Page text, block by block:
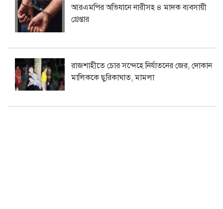
আরএমপির অভিযানে নারীসহ ৪ মাদক ব্যবসায়ী
গ্রেপ্তার
রাজশাহীতে চোর সন্দেহে নির্যাতনের জের, দোকান
মালিককে ছুরিকাঘাত, মামলা